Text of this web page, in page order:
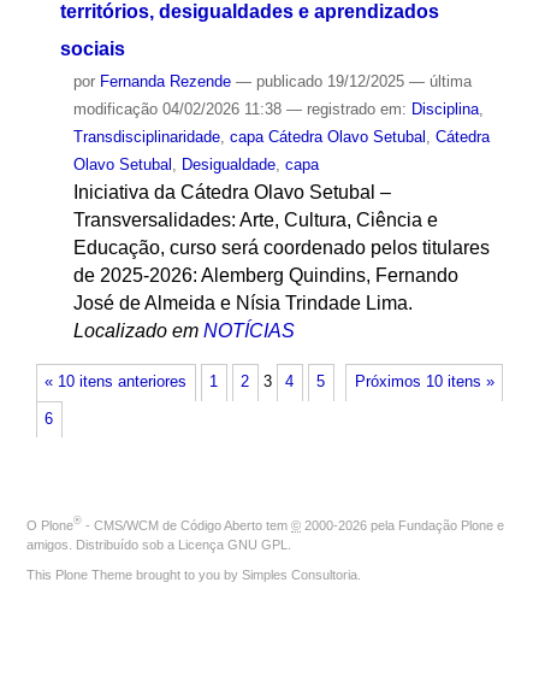
territórios, desigualdades e aprendizados
sociais
por Fernanda Rezende — publicado19/12/2025 — última
modificação04/02/2026 11:38 — registrado em: Disciplina,
Transdisciplinaridade, capa Cátedra Olavo Setubal , Cátedra
Olavo Setubal , Desigualdade, capa
Iniciativa da Cátedra Olavo Setubal –
Transversalidades: Arte, Cultura, Ciência e
Educação, curso será coordenado pelos titulares
de 2025-2026: Alemberg Quindins, Fernando
José de Almeida e Nísia Trindade Lima.
Localizado em NOTÍCIAS
« 10 itens anteriores Próximos 10 itens »
1 2 3 4 5
6
O Plone® - CMS/WCM de Código Aberto tem © 2000-2026 pela Fundação Plone e
amigos. Distribuído sob a Licença GNU GPL
This Plone Theme brought to you by Simples Consultoria